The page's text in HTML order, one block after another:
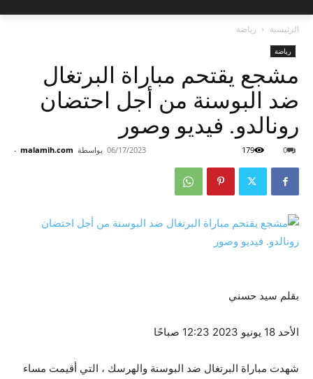
الرئيسية رياضة
رياضة
مشجع يقتحم مباراة البرتغال
ضد البوسنة من أجل احتضان
رونالدو. فيديو وصور
بواسطة malamih.com
- 06/17/2023 0
179
بقلم سيد حسني
الأحد 18 يونيو 2023 12:23 صباحًا
شهدت مباراة البرتغال ضد البوسنة والهرسك ، التي أقيمت مساء